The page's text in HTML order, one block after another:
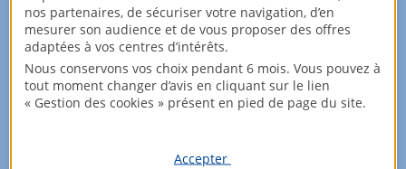
nos partenaires, de sécuriser votre navigation, d’en
mesurer son audience et de vous proposer des offres
adaptées à vos centres d’intérêts.
Nous conservons vos choix pendant 6 mois. Vous pouvez à
tout moment changer d’avis en cliquant sur le lien
« Gestion des cookies » présent en pied de page du site.
Accepter